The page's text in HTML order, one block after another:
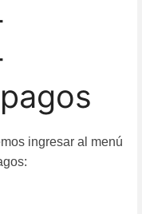
ingresar al menú